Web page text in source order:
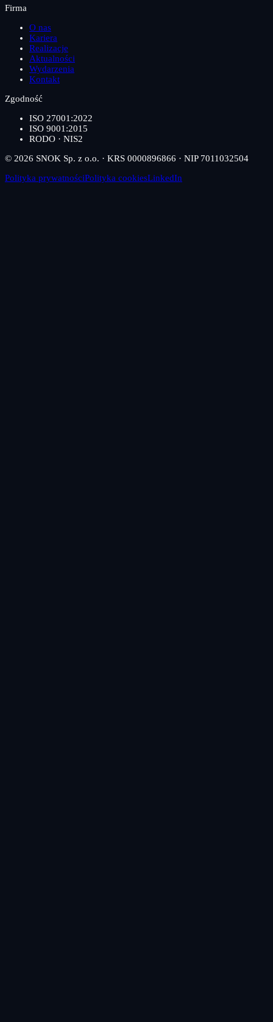
Firma
O nas
Kariera
Realizacje
Aktualności
Wydarzenia
Kontakt
Zgodność
ISO 27001:2022
ISO 9001:2015
RODO · NIS2
© 2026 SNOK Sp. z o.o. · KRS 0000896866 · NIP 7011032504
Polityka prywatnościPolityka cookiesLinkedIn